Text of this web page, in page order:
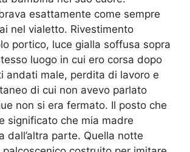
esattamente come sempre
nel vialetto. Rivestimento
portico, luce gialla soffusa sopra
luogo in cui ero corsa dopo
andati male, perdita di lavoro e
di cui non avevo parlato
non si era fermato. Il posto che
significato che mia madre
dall’altra parte. Quella notte